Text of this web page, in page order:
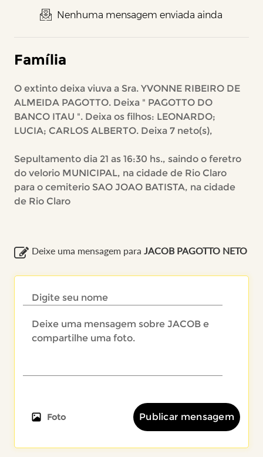
Nenhuma mensagem enviada ainda
Família
O extinto deixa viuva a Sra. YVONNE RIBEIRO DE
ALMEIDA PAGOTTO. Deixa " PAGOTTO DO
BANCO ITAU ". Deixa os filhos: LEONARDO;
LUCIA; CARLOS ALBERTO. Deixa 7 neto(s),
Sepultamento dia 21 as 16:30 hs., saindo o feretro
do velorio MUNICIPAL, na cidade de Rio Claro
para o cemiterio SAO JOAO BATISTA, na cidade
de Rio Claro
Deixe uma mensagem para JACOB PAGOTTO NETO
Foto Publicar mensagem